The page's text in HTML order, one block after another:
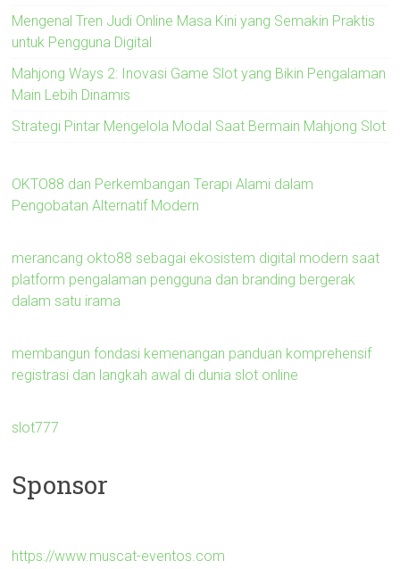
Mengenal Tren Judi Online Masa Kini yang Semakin Praktis
untuk Pengguna Digital
Mahjong Ways 2: Inovasi Game Slot yang Bikin Pengalaman
Main Lebih Dinamis
Strategi Pintar Mengelola Modal Saat Bermain Mahjong Slot
OKTO88 dan Perkembangan Terapi Alami dalam
Pengobatan Alternatif Modern
merancang okto88 sebagai ekosistem digital modern saat
platform pengalaman pengguna dan branding bergerak
dalam satu irama
membangun fondasi kemenangan panduan komprehensif
registrasi dan langkah awal di dunia slot online
slot777
Sponsor
https://www.muscat-eventos.com